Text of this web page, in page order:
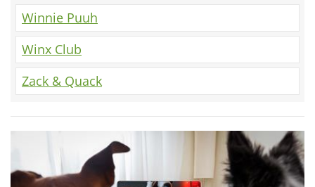
Winnie Puuh
Winx Club
Zack & Quack